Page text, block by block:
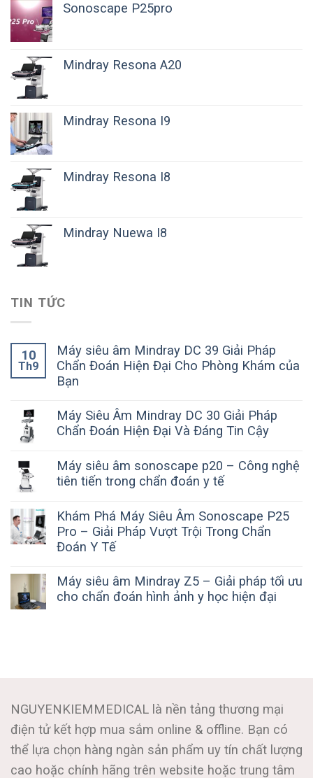
Sonoscape P25pro
Mindray Resona A20
Mindray Resona I9
Mindray Resona I8
Mindray Nuewa I8
TIN TỨC
10
Th9
Máy siêu âm Mindray DC 39 Giải Pháp
Chẩn Đoán Hiện Đại Cho Phòng Khám của
Bạn
Máy Siêu Âm Mindray DC 30 Giải Pháp
Chẩn Đoán Hiện Đại Và Đáng Tin Cậy
Máy siêu âm sonoscape p20 – Công nghệ
tiên tiến trong chẩn đoán y tế
Khám Phá Máy Siêu Âm Sonoscape P25
Pro – Giải Pháp Vượt Trội Trong Chẩn
Đoán Y Tế
Máy siêu âm Mindray Z5 – Giải pháp tối ưu
cho chẩn đoán hình ảnh y học hiện đại
NGUYENKIEMMEDICAL là nền tảng thương mại
điện tử kết hợp mua sắm online & offline. Bạn có
thể lựa chọn hàng ngàn sản phẩm uy tín chất lượng
cao hoặc chính hãng trên website hoặc trung tâm